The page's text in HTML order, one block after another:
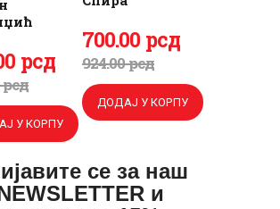
рсд
рсд
У КОРПУ
924.00рсд
Оригинална
цена
је
била:
0
0
700.00 рсд
Тренутна
цена
је:
700.
0
рсд.
ДОДАЈ У КОРПУ
се за наш
и